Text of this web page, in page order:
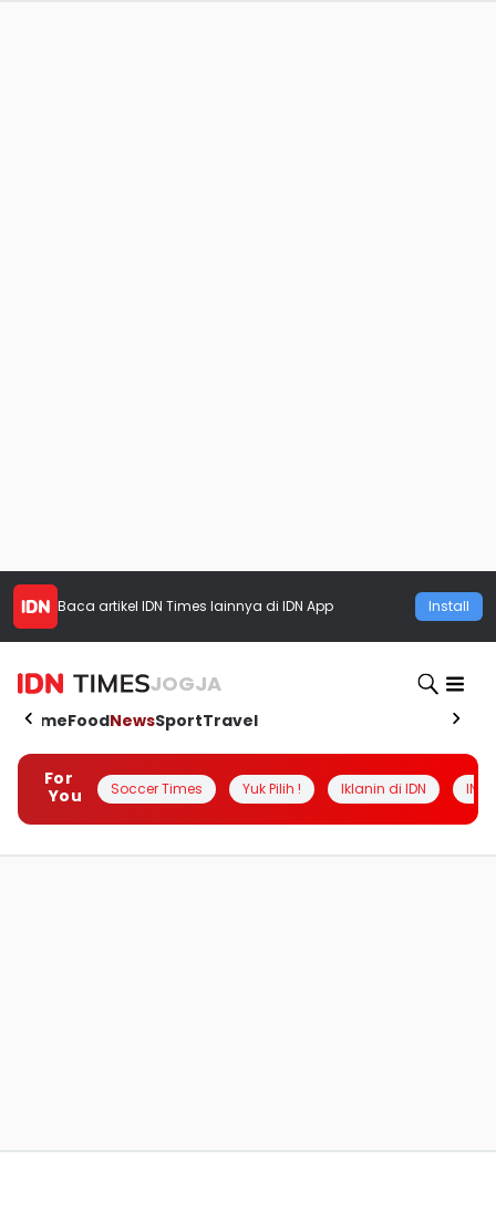
Baca artikel IDN Times lainnya di IDN App Install
JOGJA
HomeFoodNewsSportTravel
For
You
Soccer Times Yuk Pilih ! Iklanin di IDN